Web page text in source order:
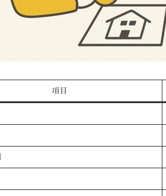
項目